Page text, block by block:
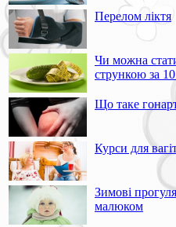
Перелом ліктя
Чи можна
стрункою за 10
Що таке
Курси для
Зимові
малюком